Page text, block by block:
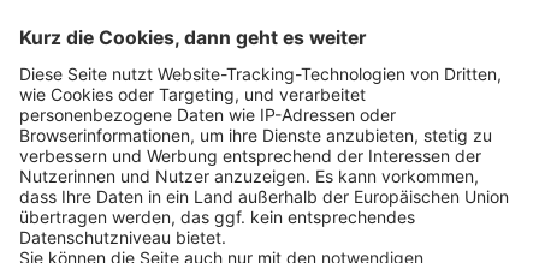
Copyright © Munich Business School